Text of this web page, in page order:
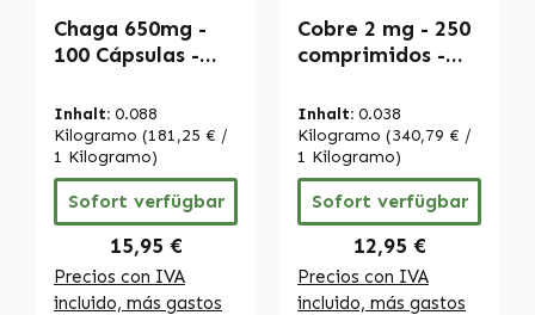
Chaga 650mg -
100 Cápsulas -
y vegano |
Warnke
Vitalstoffe
Inhalt: 0.088
Kilogramo (181,25 € /
1 Kilogramo)
Sofort verfügbar
Regulärer Preis:
15,95 €
Precios con IVA
incluido, más gastos
Cobre 2 mg - 250
comprimidos -
- para el sistema
inmunológico,
pigmentación del
cabello y la piel,
protección
celular y más -
vegano | Warnke
Vitalstoffe
Inhalt: 0.038
Kilogramo (340,79 € /
1 Kilogramo)
Sofort verfügbar
Regulärer Preis:
12,95 €
Precios con IVA
incluido, más gastos